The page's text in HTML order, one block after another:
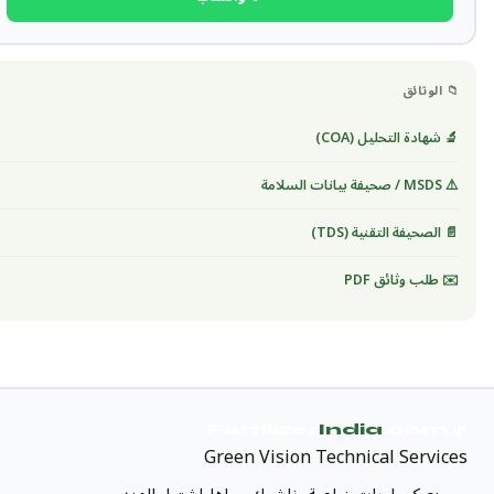
📁 الوثائق
🔬 شهادة التحليل (COA)
⚠️ MSDS / صحيفة بيانات السلامة
📄 الصحيفة التقنية (TDS)
✉️ طلب وثائق PDF
India
Green Vision Technical Services